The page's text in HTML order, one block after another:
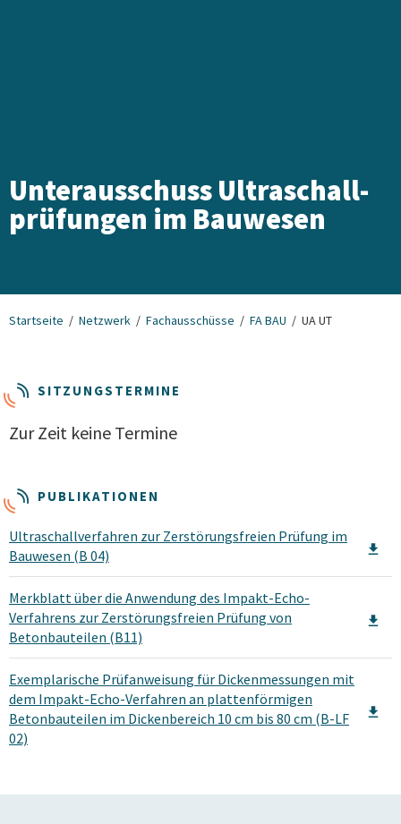
Unterausschuss Ultraschall­
prüfungen im Bauwesen
Startseite Netzwerk Fachausschüsse FA BAU UA UT
SITZUNGSTERMINE
Zur Zeit keine Termine
PUBLIKATIONEN
Ultraschallverfahren zur Zerstörungsfreien Prüfung im
Bauwesen (B 04)
Merkblatt über die Anwendung des Impakt-Echo-
Verfahrens zur Zerstörungsfreien Prüfung von
Betonbauteilen (B11)
Exemplarische Prüfanweisung für Dickenmessungen mit
dem Impakt-Echo-Verfahren an plattenförmigen
Betonbauteilen im Dickenbereich 10 cm bis 80 cm (B-LF
02)